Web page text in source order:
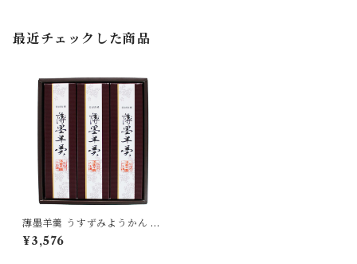
最近チェックした商品
薄墨羊羹 うすずみようかん 小
棹 3本入り 詰合せ セット 【送
料無料】 [yokan-usz-03]
¥3,576